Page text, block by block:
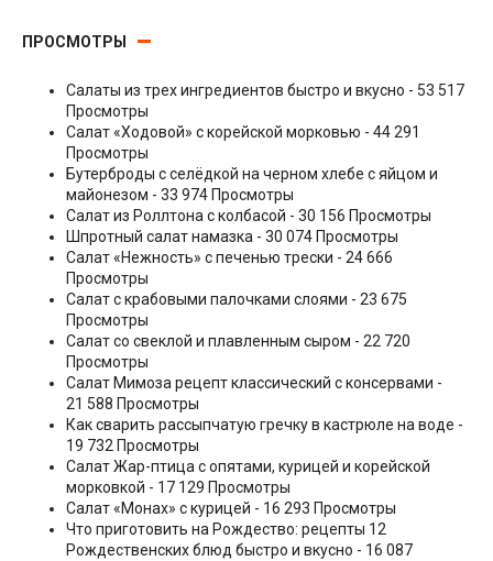
ПРОСМОТРЫ
Салаты из трех ингредиентов быстро и вкусно - 53 517
Просмотры
Салат «Ходовой» с корейской морковью - 44 291
Просмотры
Бутерброды с селёдкой на черном хлебе с яйцом и
майонезом - 33 974 Просмотры
Салат из Роллтона с колбасой - 30 156 Просмотры
Шпротный салат намазка - 30 074 Просмотры
Салат «Нежность» с печенью трески - 24 666
Просмотры
Салат с крабовыми палочками слоями - 23 675
Просмотры
Салат со свеклой и плавленным сыром - 22 720
Просмотры
Салат Мимоза рецепт классический с консервами -
21 588 Просмотры
Как сварить рассыпчатую гречку в кастрюле на воде -
19 732 Просмотры
Салат Жар-птица с опятами, курицей и корейской
морковкой - 17 129 Просмотры
Салат «Монах» с курицей - 16 293 Просмотры
Что приготовить на Рождество: рецепты 12
Рождественских блюд быстро и вкусно - 16 087